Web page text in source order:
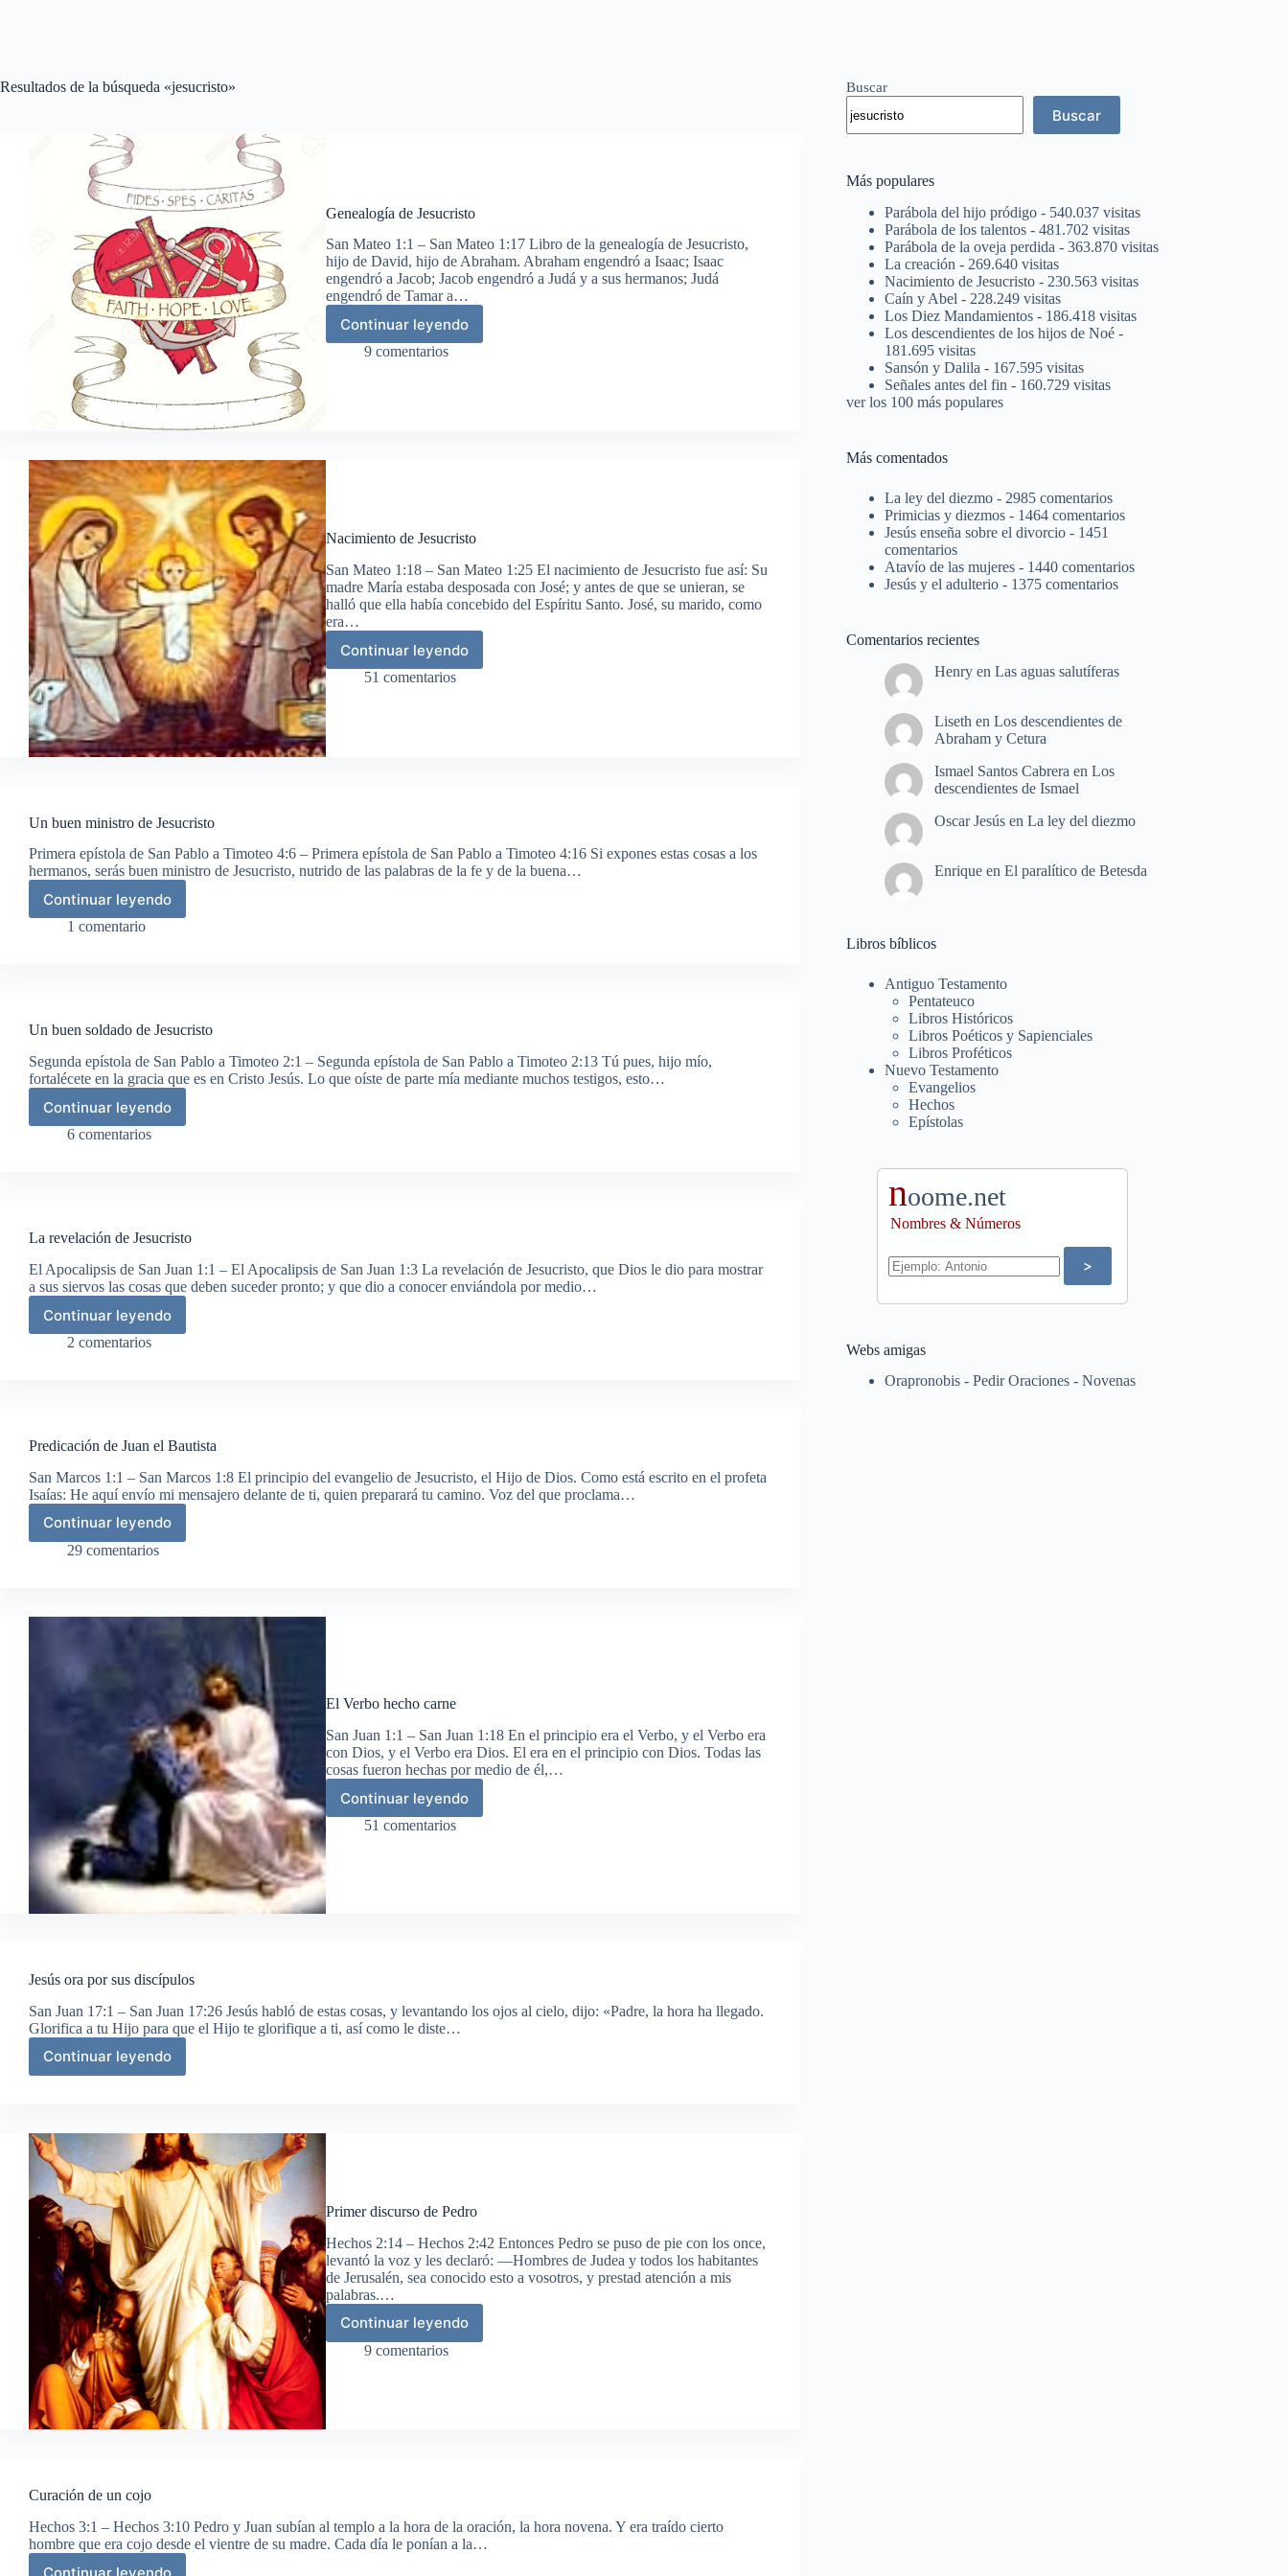
Resultados de la búsqueda «jesucristo»
Genealogía de Jesucristo
San Mateo 1:1 – San Mateo 1:17 Libro de la genealogía de Jesucristo,
hijo de David, hijo de Abraham. Abraham engendró a Isaac; Isaac
engendró a Jacob; Jacob engendró a Judá y a sus hermanos; Judá
engendró de Tamar a…
Continuar leyendo
Genealogía
de
9 comentarios
Nacimiento de Jesucristo
San Mateo 1:18 – San Mateo 1:25 El nacimiento de Jesucristo fue así: Su
madre María estaba desposada con José; y antes de que se unieran, se
halló que ella había concebido del Espíritu Santo. José, su marido, como
era…
Continuar leyendo
Nacimiento
de
51 comentarios
Un buen ministro de Jesucristo
Primera epístola de San Pablo a Timoteo 4:6 – Primera epístola de San Pablo a Timoteo 4:16 Si expones estas cosas a los
hermanos, serás buen ministro de Jesucristo, nutrido de las palabras de la fe y de la buena…
Continuar leyendo
Un
buen
1 comentario
Un buen soldado de Jesucristo
Segunda epístola de San Pablo a Timoteo 2:1 – Segunda epístola de San Pablo a Timoteo 2:13 Tú pues, hijo mío,
fortalécete en la gracia que es en Cristo Jesús. Lo que oíste de parte mía mediante muchos testigos, esto…
Continuar leyendo
Un
buen
6 comentarios
La revelación de Jesucristo
El Apocalipsis de San Juan 1:1 – El Apocalipsis de San Juan 1:3 La revelación de Jesucristo, que Dios le dio para mostrar
a sus siervos las cosas que deben suceder pronto; y que dio a conocer enviándola por medio…
Continuar leyendo
La
revelación
2 comentarios
Predicación de Juan el Bautista
San Marcos 1:1 – San Marcos 1:8 El principio del evangelio de Jesucristo, el Hijo de Dios. Como está escrito en el profeta
Isaías: He aquí envío mi mensajero delante de ti, quien preparará tu camino. Voz del que proclama…
Continuar leyendo
Predicación
de
29 comentarios
El Verbo hecho carne
San Juan 1:1 – San Juan 1:18 En el principio era el Verbo, y el Verbo era
con Dios, y el Verbo era Dios. El era en el principio con Dios. Todas las
cosas fueron hechas por medio de él,…
Continuar leyendo
El
Verbo
51 comentarios
Jesús ora por sus discípulos
San Juan 17:1 – San Juan 17:26 Jesús habló de estas cosas, y levantando los ojos al cielo, dijo: «Padre, la hora ha llegado.
Glorifica a tu Hijo para que el Hijo te glorifique a ti, así como le diste…
Continuar leyendo
Jesús
ora
discípulos
Primer discurso de Pedro
Hechos 2:14 – Hechos 2:42 Entonces Pedro se puso de pie con los once,
levantó la voz y les declaró: —Hombres de Judea y todos los habitantes
de Jerusalén, sea conocido esto a vosotros, y prestad atención a mis
palabras.…
Continuar leyendo
Primer
discurso
9 comentarios
Curación de un cojo
Hechos 3:1 – Hechos 3:10 Pedro y Juan subían al templo a la hora de la oración, la hora novena. Y era traído cierto
hombre que era cojo desde el vientre de su madre. Cada día le ponían a la…
Continuar leyendo
Buscar
Buscar
Más populares
Parábola del hijo pródigo - 540.037 visitas
Parábola de los talentos - 481.702 visitas
Parábola de la oveja perdida - 363.870 visitas
La creación - 269.640 visitas
Nacimiento de Jesucristo - 230.563 visitas
Caín y Abel - 228.249 visitas
Los Diez Mandamientos - 186.418 visitas
Los descendientes de los hijos de Noé -
181.695 visitas
Sansón y Dalila - 167.595 visitas
Señales antes del fin - 160.729 visitas
ver los 100 más populares
Más comentados
La ley del diezmo - 2985 comentarios
Primicias y diezmos - 1464 comentarios
Jesús enseña sobre el divorcio - 1451
comentarios
Atavío de las mujeres - 1440 comentarios
Jesús y el adulterio - 1375 comentarios
Comentarios recientes
Henry enLas aguas salutíferas
Liseth enLos descendientes de
Abraham y Cetura
Ismael Santos Cabrera enLos
descendientes de Ismael
Oscar Jesús enLa ley del diezmo
Enrique enEl paralítico de Betesda
Libros bíblicos
Antiguo Testamento
Pentateuco
Libros Históricos
Libros Poéticos y Sapienciales
Libros Proféticos
Nuevo Testamento
Evangelios
Hechos
Epístolas
noome.net
Nombres & Números
Webs amigas
Orapronobis - Pedir Oraciones - Novenas